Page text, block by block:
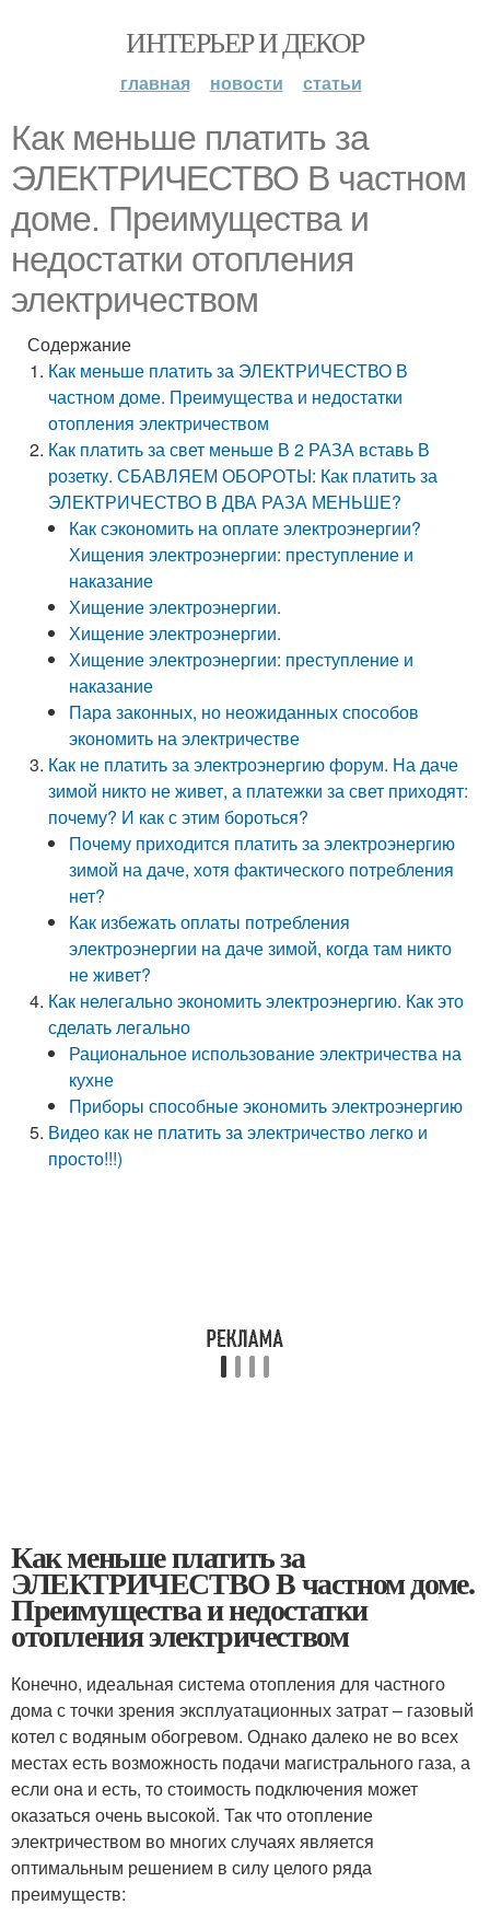
ИНТЕРЬЕР И ДЕКОР
главная новости статьи
Как меньше платить за
ЭЛЕКТРИЧЕСТВО В частном
доме. Преимущества и
недостатки отопления
электричеством
Содержание
Как меньше платить за ЭЛЕКТРИЧЕСТВО В
частном доме. Преимущества и недостатки
отопления электричеством
Как платить за свет меньше В 2 РАЗА вставь В
розетку. СБАВЛЯЕМ ОБОРОТЫ: Как платить за
ЭЛЕКТРИЧЕСТВО В ДВА РАЗА МЕНЬШЕ?
Как сэкономить на оплате электроэнергии?
Хищения электроэнергии: преступление и
наказание
Хищение электроэнергии.
Хищение электроэнергии.
Хищение электроэнергии: преступление и
наказание
Пара законных, но неожиданных способов
экономить на электричестве
Как не платить за электроэнергию форум. На даче
зимой никто не живет, а платежки за свет приходят:
почему? И как с этим бороться?
Почему приходится платить за электроэнергию
зимой на даче, хотя фактического потребления
нет?
Как избежать оплаты потребления
электроэнергии на даче зимой, когда там никто
не живет?
Как нелегально экономить электроэнергию. Как это
сделать легально
Рациональное использование электричества на
кухне
Приборы способные экономить электроэнергию
Видео как не платить за электричество легко и
просто!!!)
Как меньше платить за
ЭЛЕКТРИЧЕСТВО В частном доме.
Преимущества и недостатки
отопления электричеством
Конечно, идеальная система отопления для частного
дома с точки зрения эксплуатационных затрат – газовый
котел с водяным обогревом. Однако далеко не во всех
местах есть возможность подачи магистрального газа, а
если она и есть, то стоимость подключения может
оказаться очень высокой. Так что отопление
электричеством во многих случаях является
оптимальным решением в силу целого ряда
преимуществ: